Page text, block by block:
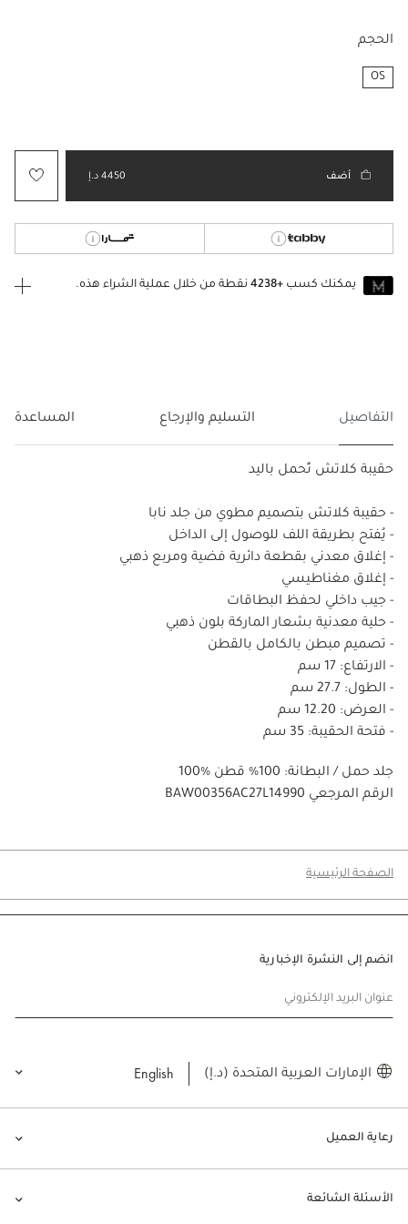
الحجم
OS
أضف 4450 د.إ
يمكنك كسب +4238
نقطة من خلال عملية الشراء هذه.
التفاصيل التسليم والإرجاع المساعدة
حقيبة كلاتش تُحمل باليد
- حقيبة كلاتش بتصميم مطوي من جلد نابا
- يُفتح بطريقة اللف للوصول إلى الداخل
- إغلاق معدني بقطعة دائرية فضية ومربع ذهبي
- إغلاق مغناطيسي
- جيب داخلي لحفظ البطاقات
- حلية معدنية بشعار الماركة بلون ذهبي
- تصميم مبطن بالكامل بالقطن
- الارتفاع: 17 سم
- الطول: 27.7 سم
- العرض: 12.20 سم
- فتحة الحقيبة: 35 سم
100% جلد حمل / البطانة: 100% قطن
BAW00356AC27L14990 الرقم المرجعي
الصفحة الرئيسية
رعاية العميل
الأسئلة الشائعة
انضم إلى النشرة الإخبارية
عنوان البريد الإلكتروني
الإمارات العربية المتحدة (د.إ) English